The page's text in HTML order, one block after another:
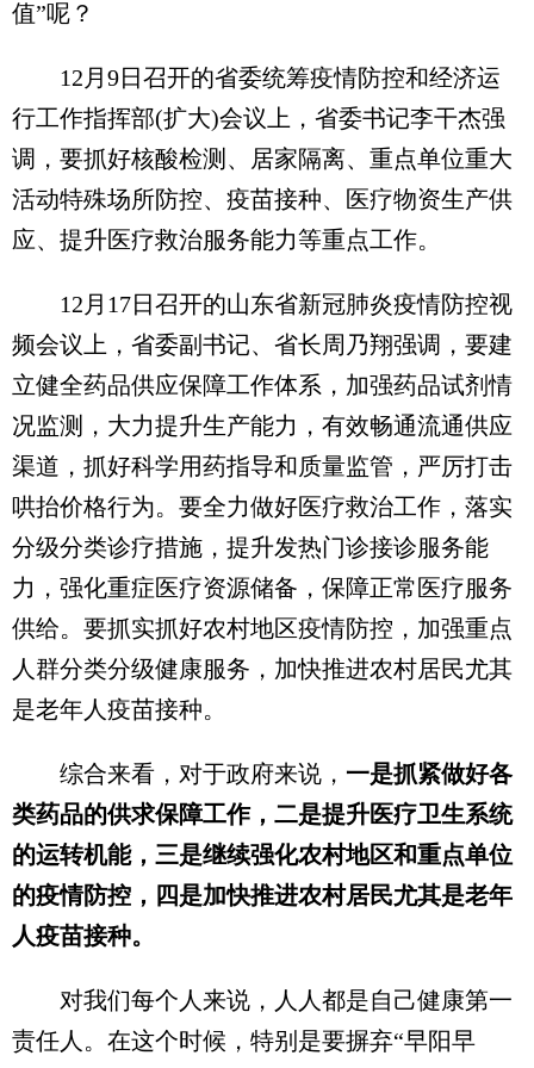
值”呢？
12月9日召开的省委统筹疫情防控和经济运
行工作指挥部(扩大)会议上，省委书记李干杰强
调，要抓好核酸检测、居家隔离、重点单位重大
活动特殊场所防控、疫苗接种、医疗物资生产供
应、提升医疗救治服务能力等重点工作。
12月17日召开的山东省新冠肺炎疫情防控视
频会议上，省委副书记、省长周乃翔强调，要建
立健全药品供应保障工作体系，加强药品试剂情
况监测，大力提升生产能力，有效畅通流通供应
渠道，抓好科学用药指导和质量监管，严厉打击
哄抬价格行为。要全力做好医疗救治工作，落实
分级分类诊疗措施，提升发热门诊接诊服务能
力，强化重症医疗资源储备，保障正常医疗服务
供给。要抓实抓好农村地区疫情防控，加强重点
人群分类分级健康服务，加快推进农村居民尤其
是老年人疫苗接种。
综合来看，对于政府来说， 一是抓紧做好各
类药品的供求保障工作，二是提升医疗卫生系统
的运转机能，三是继续强化农村地区和重点单位
的疫情防控，四是加快推进农村居民尤其是老年
人疫苗接种。
对我们每个人来说，人人都是自己健康第一
责任人。在这个时候，特别是要摒弃“早阳早